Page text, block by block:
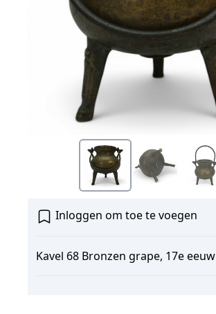
Inloggen om toe te voegen
Kavel 68 Bronzen grape, 17e eeuw